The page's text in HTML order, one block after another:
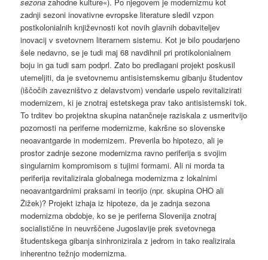
zadnji sezoni inovativne evropske literature sledil vzpon
postkolonialnih književnosti kot novih glavnih dobaviteljev
inovacij v svetovnem literarnem sistemu. Kot je bilo poudarjeno
šele nedavno, se je tudi maj 68 navdihnil pri protikolonialnem
boju in ga tudi sam podprl. Zato bo predlagani projekt poskusil
utemeljiti, da je svetovnemu antisistemskemu gibanju študentov
(iščočih zavezništvo z delavstvom) vendarle uspelo revitalizirati
modernizem, ki je znotraj estetskega prav tako antisistemski tok.
To trditev bo projektna skupina natančneje raziskala z usmeritvijo
pozornosti na periferne modernizme, kakršne so slovenske
neoavantgarde in modernizem. Preverila bo hipotezo, ali je
prostor zadnje sezone modernizma ravno periferija s svojim
singularnim kompromisom s tujimi formami. Ali ni morda ta
periferija revitalizirala globalnega modernizma z lokalnimi
neoavantgardnimi praksami in teorijo (npr. skupina OHO ali
Žižek)? Projekt izhaja iz hipoteze, da je zadnja sezona
modernizma obdobje, ko se je periferna Slovenija znotraj
socialistične in neuvrščene Jugoslavije prek svetovnega
študentskega gibanja sinhronizirala z jedrom in tako realizirala
inherentno težnjo modernizma.